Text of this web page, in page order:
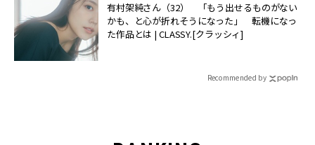
有村架純さん（32） 「もう出せるものがない
かも、と心が折れそうになった」 転機になっ
た作品とは | CLASSY.[クラッシィ]
Recommended by